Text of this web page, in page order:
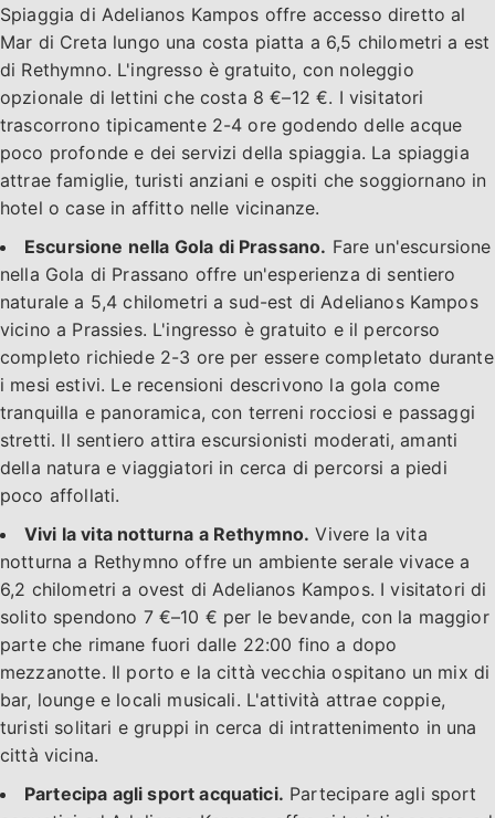
Spiaggia di Adelianos Kampos offre accesso diretto al
Mar di Creta lungo una costa piatta a 6,5 chilometri a est
di Rethymno. L'ingresso è gratuito, con noleggio
opzionale di lettini che costa 8 €–12 €. I visitatori
trascorrono tipicamente 2-4 ore godendo delle acque
poco profonde e dei servizi della spiaggia. La spiaggia
attrae famiglie, turisti anziani e ospiti che soggiornano in
hotel o case in affitto nelle vicinanze.
Escursione nella Gola di Prassano. Fare un'escursione
nella Gola di Prassano offre un'esperienza di sentiero
naturale a 5,4 chilometri a sud-est di Adelianos Kampos
vicino a Prassies. L'ingresso è gratuito e il percorso
completo richiede 2-3 ore per essere completato durante
i mesi estivi. Le recensioni descrivono la gola come
tranquilla e panoramica, con terreni rocciosi e passaggi
stretti. Il sentiero attira escursionisti moderati, amanti
della natura e viaggiatori in cerca di percorsi a piedi
poco affollati.
Vivi la vita notturna a Rethymno. Vivere la vita
notturna a Rethymno offre un ambiente serale vivace a
6,2 chilometri a ovest di Adelianos Kampos. I visitatori di
solito spendono 7 €–10 € per le bevande, con la maggior
parte che rimane fuori dalle 22:00 fino a dopo
mezzanotte. Il porto e la città vecchia ospitano un mix di
bar, lounge e locali musicali. L'attività attrae coppie,
turisti solitari e gruppi in cerca di intrattenimento in una
città vicina.
Partecipa agli sport acquatici. Partecipare agli sport